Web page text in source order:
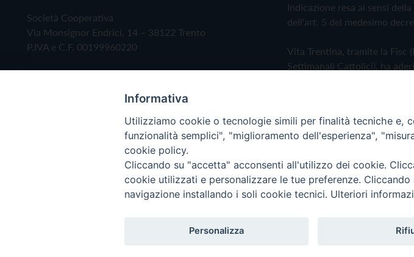
Società Cooperativa
Via Monsignor Endrici, 14 – 38122 Trento
P.IVA e C.F. 00199960220
Indicazione resa ai sensi
dell'art. 5 del medesimo
Vita Trentina, tramite la Fisc
Settimanali Cattolici), ha
Privacy Policy Cookie
Copyright © 2019 - Tutti i diritti riservati - Vita Trentina Editrice
Informativa
Utilizziamo cookie o tecnologie simili per finalità tecniche e,
funzionalità semplici", "miglioramento dell'esperienza",
cookie policy.
Cliccando su "accetta" acconsenti all'utilizzo dei cookie.
cookie utilizzati e personalizzare le tue preferenze.
navigazione installando i soli cookie tecnici. Ulteriori
Personalizza